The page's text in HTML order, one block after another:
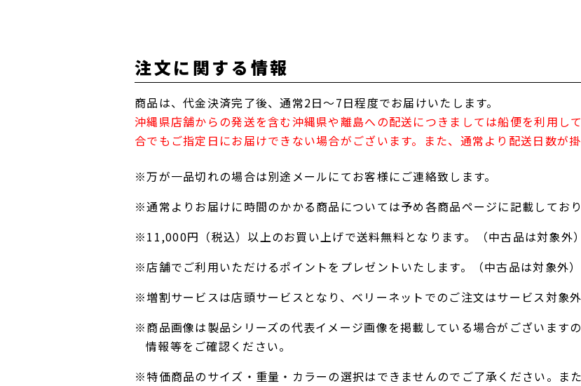
注文に関する情報
商品は、代金決済完了後、通常2日～7日程度でお届けいたします。
沖縄県店舗からの発送を含む沖縄県や離島への配送につきましては船便を利用し
合でもご指定日にお届けできない場合がございます。また、通常より配送日数が
※万が一品切れの場合は別途メールにてお客様にご連絡致します。
※通常よりお届けに時間のかかる商品については予め各商品ページに記載してお
※11,000円（税込）以上のお買い上げで送料無料となります。（中古品は対象外）
※店舗でご利用いただけるポイントをプレゼントいたします。（中古品は対象外）
※増割サービスは店頭サービスとなり、ベリーネットでのご注文はサービス対象
※商品画像は製品シリーズの代表イメージ画像を掲載している場合がございます
情報等をご確認ください。
※特価商品のサイズ・重量・カラーの選択はできませんのでご了承ください。ま